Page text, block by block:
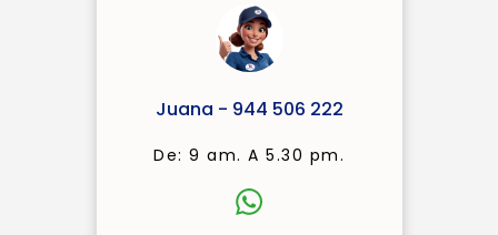
Juana - 944 506 222
De: 9 am. A 5.30 pm.